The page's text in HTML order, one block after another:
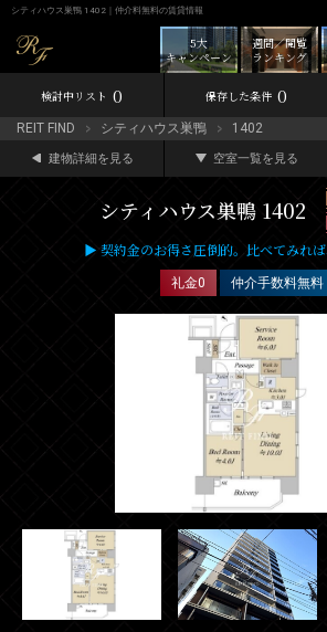
シティハウス巣鴨 1402｜仲介料無料の賃貸情報
週間／閲覧
ランキング
5大
キャンペーン
検討中リスト 0 保存した条件 0
REIT FIND シティハウス巣鴨 1402
建物詳細を見る 空室一覧を見る
シティハウス巣鴨 1402
▶ 契約金のお得さ圧倒的。比べてみれ
礼金0 仲介手数料無料